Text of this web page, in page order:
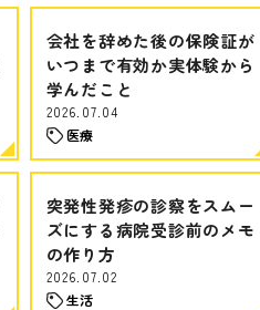
会社を辞めた後の保険証が
いつまで有効か実体験から
学んだこと
2026.07.04
医療
突発性発疹の診察をスムー
ズにする病院受診前のメモ
の作り方
2026.07.02
生活